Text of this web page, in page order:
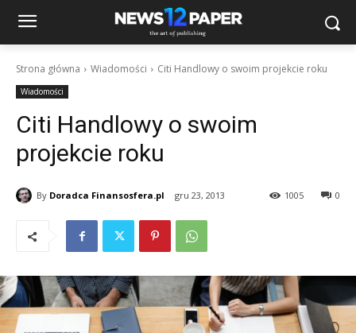
Strona główna Wiadomości Citi Handlowy o swoim projekcie roku
Wiadomości
Citi Handlowy o swoim
projekcie roku
By Doradca Finansosfera.pl gru 23, 2013 0
1005